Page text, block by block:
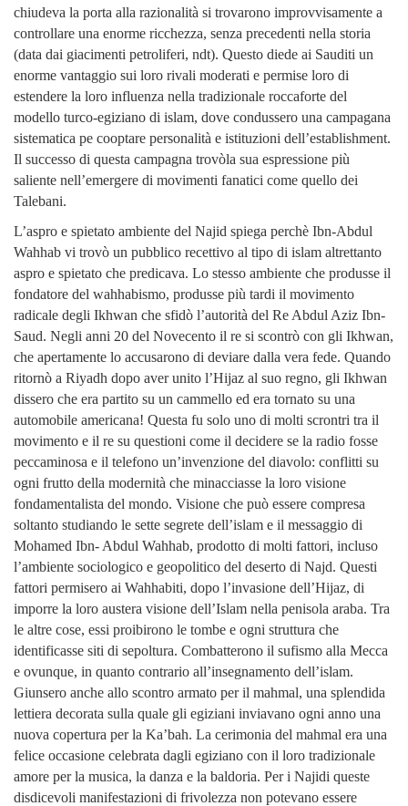
chiudeva la porta alla razionalità si trovarono improvvisamente a
controllare una enorme ricchezza, senza precedenti nella storia
(data dai giacimenti petroliferi, ndt). Questo diede ai Sauditi un
enorme vantaggio sui loro rivali moderati e permise loro di
estendere la loro influenza nella tradizionale roccaforte del
modello turco-egiziano di islam, dove condussero una campagana
sistematica pe cooptare personalità e istituzioni dell’establishment.
Il successo di questa campagna trovòla sua espressione più
saliente nell’emergere di movimenti fanatici come quello dei
Talebani.
L’aspro e spietato ambiente del Najid spiega perchè Ibn-Abdul
Wahhab vi trovò un pubblico recettivo al tipo di islam altrettanto
aspro e spietato che predicava. Lo stesso ambiente che produsse il
fondatore del wahhabismo, produsse più tardi il movimento
radicale degli Ikhwan che sfidò l’autorità del Re Abdul Aziz Ibn-
Saud. Negli anni 20 del Novecento il re si scontrò con gli Ikhwan,
che apertamente lo accusarono di deviare dalla vera fede. Quando
ritornò a Riyadh dopo aver unito l’Hijaz al suo regno, gli Ikhwan
dissero che era partito su un cammello ed era tornato su una
automobile americana! Questa fu solo uno di molti scrontri tra il
movimento e il re su questioni come il decidere se la radio fosse
peccaminosa e il telefono un’invenzione del diavolo: conflitti su
ogni frutto della modernità che minacciasse la loro visione
fondamentalista del mondo. Visione che può essere compresa
soltanto studiando le sette segrete dell’islam e il messaggio di
Mohamed Ibn- Abdul Wahhab, prodotto di molti fattori, incluso
l’ambiente sociologico e geopolitico del deserto di Najd. Questi
fattori permisero ai Wahhabiti, dopo l’invasione dell’Hijaz, di
imporre la loro austera visione dell’Islam nella penisola araba. Tra
le altre cose, essi proibirono le tombe e ogni struttura che
identificasse siti di sepoltura. Combatterono il sufismo alla Mecca
e ovunque, in quanto contrario all’insegnamento dell’islam.
Giunsero anche allo scontro armato per il mahmal, una splendida
lettiera decorata sulla quale gli egiziani inviavano ogni anno una
nuova copertura per la Ka’bah. La cerimonia del mahmal era una
felice occasione celebrata dagli egiziano con il loro tradizionale
amore per la musica, la danza e la baldoria. Per i Najidi queste
disdicevoli manifestazioni di frivolezza non potevano essere